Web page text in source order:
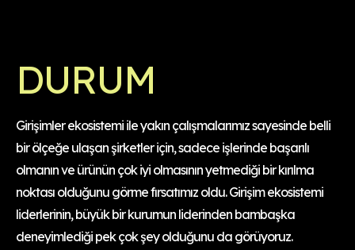
DURUM
Girişimler ekosistemi ile yakın çalışmalarımız sayesinde belli
bir ölçeğe ulaşan şirketler için, sadece işlerinde başarılı
olmanın ve ürünün çok iyi olmasının yetmediği bir kırılma
noktası olduğunu görme fırsatımız oldu. Girişim ekosistemi
liderlerinin, büyük bir kurumun liderinden bambaşka
deneyimlediği pek çok şey olduğunu da görüyoruz.